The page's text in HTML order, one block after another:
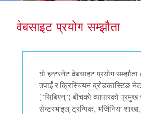
सुपरबुक बाइबल एप
वेबसाइट प्रयोग सम्झौता
यो इन्टरनेट वेबसाइट प्रयोग सम्झौता
तपाईं र क्रिस्चियन ब्रोडकास्टिङ
("सिबिएन्") बीचको व्यापारको
सेन्टरभाइल् ट्रन्पिक, भर्जिनिया शाखा,